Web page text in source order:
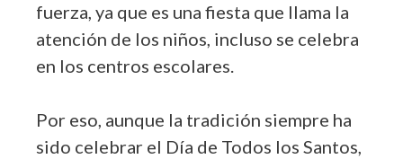
fuerza, ya que es una fiesta que llama la
atención de los niños, incluso se celebra
en los centros escolares.
Por eso, aunque la tradición siempre ha
sido celebrar el Día de Todos los Santos,